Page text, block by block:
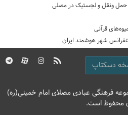
حمل‌ ونقل و لجستیک در مصلی
قرآنی
شهر هوشمند ایران
دسکتاپ
فرهنگی عبادی مصلای امام خمینی(ره)
محفوظ است.